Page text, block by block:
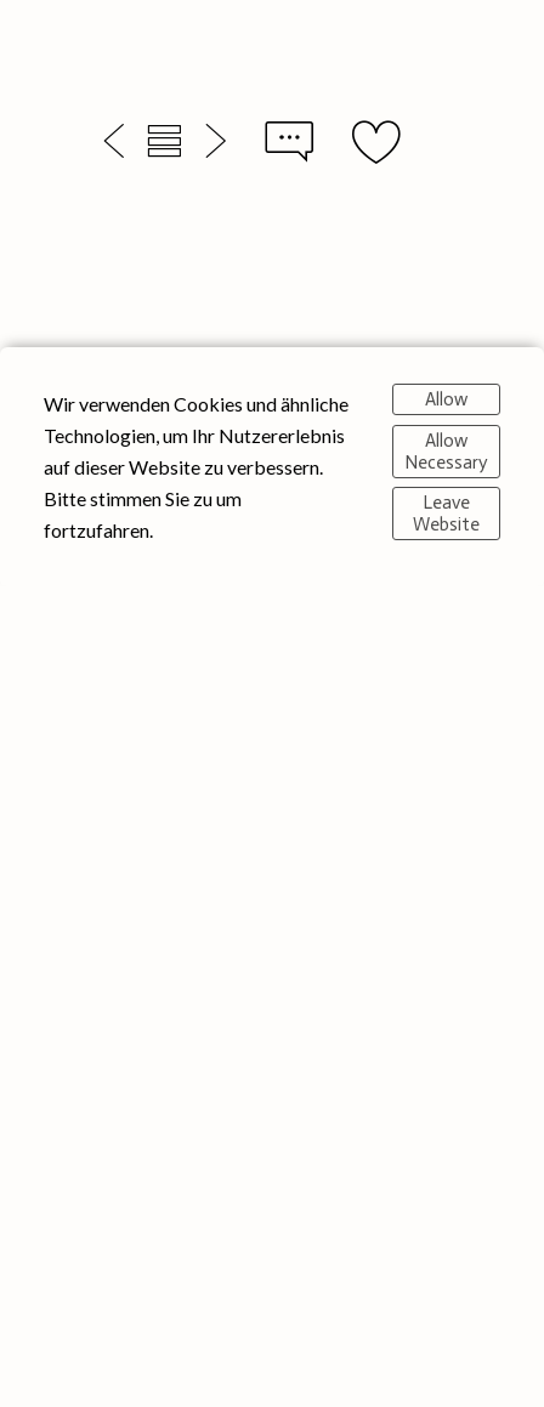
Wir verwenden Cookies und ähnliche
Technologien, um Ihr Nutzererlebnis
auf dieser Website zu verbessern.
Bitte stimmen Sie zu um
fortzufahren.
Allow
Allow
Necessary
Leave
Website